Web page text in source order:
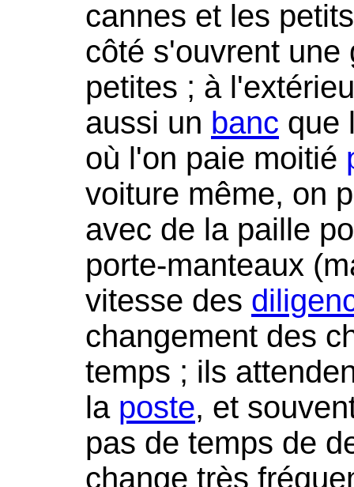
cannes et les
côté s'ouvrent une
petites ; à
aussi un banc que
où l'on paie moitié
voiture même, on
avec de la paille
porte-manteaux
vitesse des
changement des
temps ; ils
la poste, et
pas de temps de
change très